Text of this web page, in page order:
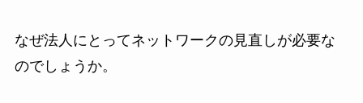
なぜ法人にとってネットワークの見直しが必要な
のでしょうか。